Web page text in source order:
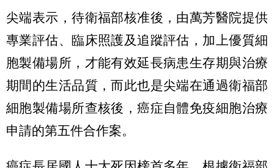
尖端表示，待衛福部核准後，由萬芳醫院提供
專業評估、臨床照護及追蹤評估，加上優質細
胞製備場所，才能有效延長病患生存期與治療
期間的生活品質，而此也是尖端在通過衛福部
細胞製備場所查核後，癌症自體免疫細胞治療
申請的第五件合作案。